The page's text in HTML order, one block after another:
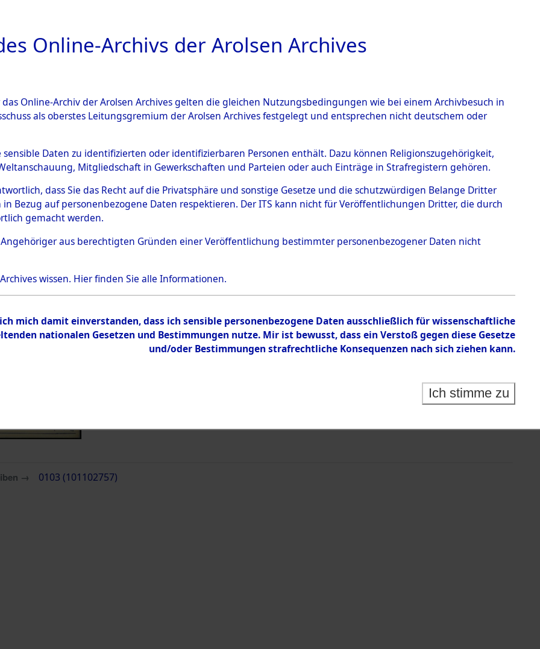
ARCHIVALE ÜBERSICHT BILD
→Landkreis Altena→0103 (101102757)
0103 (101102757)
Übergeordnetes
Nordrhein-Westfalen
Inhalt
Zur Übersicht
→ 0103 (101102757)
Online-Archivs der Arolsen Archives
Online-Archiv der Arolsen Archives gelten die gleichen Nutzungsbedingungen wie bei einem Archivbesuch in
als oberstes Leitungsgremium der Arolsen Archives festgelegt und entsprechen nicht deutschem oder
sensible Daten zu identifizierten oder identifizierbaren Personen enthält. Dazu können Religionszugehörigkeit,
Mitgliedschaft in Gewerkschaften und Parteien oder auch Einträge in Strafregistern gehören.
dass Sie das Recht auf die Privatsphäre und sonstige Gesetze und die schutzwürdigen Belange Dritter
Bezug auf personenbezogene Daten respektieren. Der ITS kann nicht für Veröffentlichungen Dritter, die durch
gemacht werden.
Angehöriger aus berechtigten Gründen einer Veröffentlichung bestimmter personenbezogener Daten nicht
wissen. Hierfinden Sie alle Informationen.
mich damit einverstanden, dass ich sensible personenbezogene Daten ausschließlich für wissenschaftliche
nationalen Gesetzen und Bestimmungen nutze. Mir ist bewusst, dass ein Verstoß gegen diese Gesetze
und/oder Bestimmungen strafrechtliche Konsequenzen nach sich ziehen kann.
Ich stimme zu